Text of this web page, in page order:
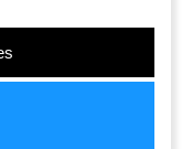
35,99 €